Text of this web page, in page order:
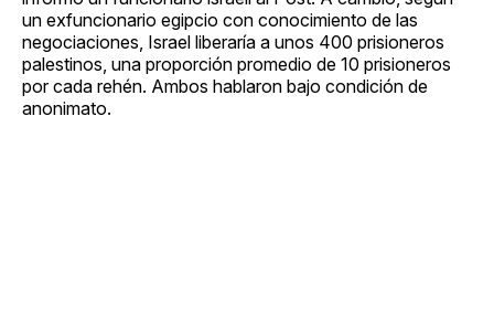
un exfuncionario egipcio con conocimiento de las
negociaciones, Israel liberaría a unos 400 prisioneros
palestinos, una proporción promedio de 10 prisioneros
por cada rehén. Ambos hablaron bajo condición de
anonimato.